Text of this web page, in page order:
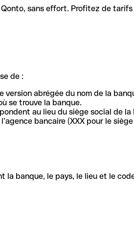
sans effort. Profitez de
de :
abrégée du nom de la
se trouve la banque.
au lieu du siège social de la
bancaire (XXX pour le
banque, le pays, le lieu et le